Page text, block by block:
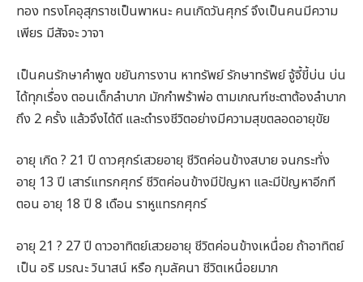
ทอง ทรงโคอุสุภราชเป็นพาหนะ คนเกิดวันศุกร์ จึงเป็นคนมีความ
เพียร มีสัจจะ วาจา
เป็นคนรักษาคำพูด ขยันการงาน หาทรัพย์ รักษาทรัพย์ จู้จี้ขี้บ่น บ่น
ได้ทุกเรื่อง ตอนเด็กลำบาก มักกำพร้าพ่อ ตามเกณฑ์ชะตาต้องลำบาก
ถึง 2 ครั้ง แล้วจึงได้ดี และดำรงชีวิตอย่างมีความสุขตลอดอายุขัย
อายุ เกิด ? 21 ปี ดาวศุกร์เสวยอายุ ชีวิตค่อนข้างสบาย จนกระทั่ง
อายุ 13 ปี เสาร์แทรกศุกร์ ชีวิตค่อนข้างมีปัญหา และมีปัญหาอีกที
ตอน อายุ 18 ปี 8 เดือน ราหูแทรกศุกร์
อายุ 21 ? 27 ปี ดาวอาทิตย์เสวยอายุ ชีวิตค่อนข้างเหนื่อย ถ้าอาทิตย์
เป็น อริ มรณะ วินาสน์ หรือ กุมลัคนา ชีวิตเหนื่อยมาก